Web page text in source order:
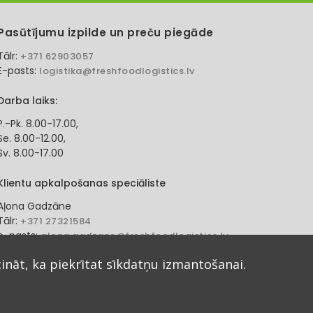
izpilde un preču piegāde
+371 62903057
pasts: logistika@freshfoodlogistics.lv
laiks:
Pk. 8.00-17.00,
8.00-12.00,
8.00-17.00
apkalpošanas speciāliste
Gadzāne
+371 27321584
pasts:alona.gadzane@freshfoodlogistics.lv
ka piekrītat sīkdatņu izmantošanai.